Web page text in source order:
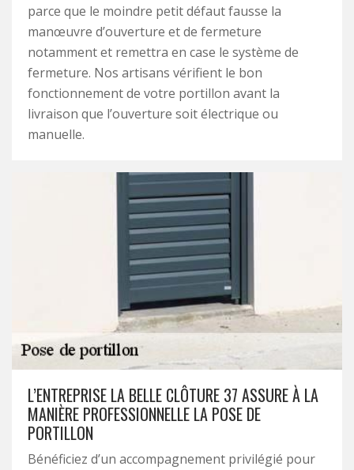
parce que le moindre petit défaut fausse la
manœuvre d’ouverture et de fermeture
notamment et remettra en case le système de
fermeture. Nos artisans vérifient le bon
fonctionnement de votre portillon avant la
livraison que l’ouverture soit électrique ou
manuelle.
L’ENTREPRISE LA BELLE CLÔTURE 37 ASSURE À LA
MANIÈRE PROFESSIONNELLE LA POSE DE
PORTILLON
Bénéficiez d’un accompagnement privilégié pour